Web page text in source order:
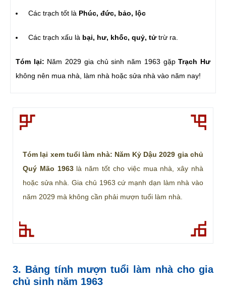
Các trạch tốt là Phúc, đức, bảo, lộc
Các trạch xấu là bại, hư, khốc, quỷ, tửtrừ ra.
Tóm lại: Năm 2029 gia chủ sinh năm 1963 gặpTrạch Hư
không nên mua nhà, làm nhà hoặc sửa nhà vào năm nay!
Tóm lại xem tuổi làm nhà: Năm Kỷ Dậu 2029 gia chủ
Quý Mão 1963là năm tốt cho việc mua nhà, xây nhà
hoặc sửa nhà. Gia chủ 1963 cứ mạnh dạn làm nhà vào
năm 2029 mà không cần phải mượn tuổi làm nhà.
3. Bảng tính mượn tuổi làm nhà cho gia
chủ sinh năm 1963